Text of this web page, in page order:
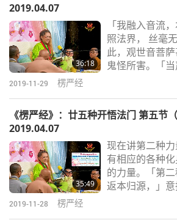
达。」因此，
可以化现在各个
个世界，向不
们并让他们解
2019.04.07
36:18
「我融入音流
照法界， 丝毫
此，观世音菩
鬼怪所害。「
完美境界，一
升起，若众生
流时，能脱离世
贪欲。」但唯
时才做得到。
中遍布十方、
当她进入并融
2019-11-29 楞严经
《楞严经》：廿五种开悟法门 第五节
2019.04.07
35:49
现在讲第二种
有相应的各种
的力量。「第
返本归源，」意
「如果众生被
不到他们。」
2019-11-28 楞严经